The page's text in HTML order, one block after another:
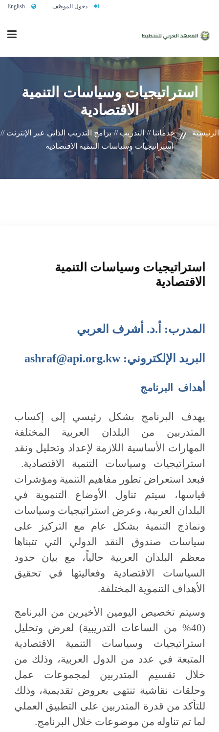
دخول الموظف English
الرئيسية
من نحن
خدماتنا
تواصلوا معنا
استراتيجيات وسياسات التنمية
الاقتصادية
الرئيسية خدماتنا // التدريب // برامج التدريب الذاتي عبر الإنترنت //
استراتيجيات وسياسات التنمية الاقتصادية
استراتيجيات وسياسات التنمية
الاقتصادية
المدرب: أ.د. أشرف العربي
البريد الإلكتروني:ashraf@api.org.kw
أهداف البرنامج
يهدف البرنامج بشكل رئيسي إلى إكساب
المتدربين من البلدان العربية المختلفة
المهارات الأساسية اللازمة لإعداد وتحليل ونقد
استراتيجيات وسياسات التنمية الاقتصادية.
فبعد استعراض تطور مفاهيم التنمية ومؤشرات
قياسها، سيتم تناول الأوضاع التنموية في
البلدان العربية، وعرض استراتيجيات وسياسات
ونماذج التنمية بشكل عام مع التركيز على
سياسات صندوق النقد الدولي التي تتبناها
معظم البلدان العربية حالياً، مع بيان حدود
السياسات الاقتصادية وفعاليتها في تحقيق
الأهداف التنموية المختلفة.
وسيتم تخصيص اليومين الأخيرين من البرنامج
(40% من الساعات التدريبية) لعرض وتحليل
استراتيجيات وسياسات التنمية الاقتصادية
المتبعة في عدد من الدول العربية، وذلك من
خلال تقسيم المتدربين لمجموعات عمل
وحلقات نقاشية تنتهي بعروض تقديمية، وذلك
للتأكد من قدرة المتدربين على التطبيق العملي
لما تم تناوله من موضوعات خلال البرنامج.